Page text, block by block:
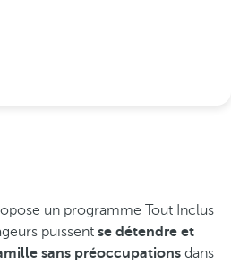
un programme Tout Inclus
puissent se détendre et
sans préoccupations dans